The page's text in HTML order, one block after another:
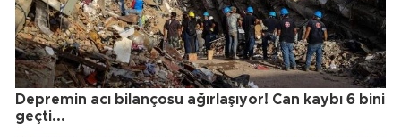
Depremin acı bilançosu ağırlaşıyor! Can kaybı 6 bini
geçti...